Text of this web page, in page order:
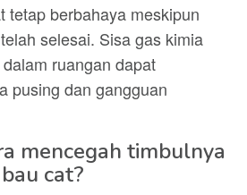
tetap berbahaya meskipun
selesai. Sisa gas kimia
ruangan dapat
pusing dan gangguan
mencegah timbulnya
cat?